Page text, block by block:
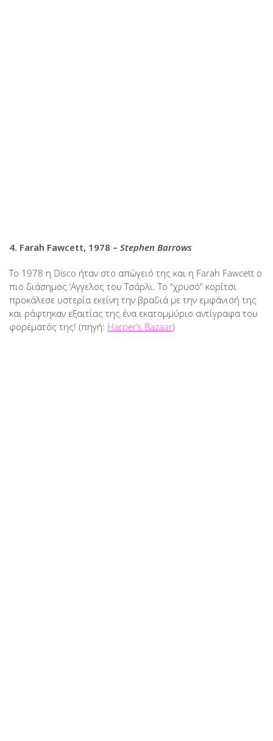
4. Farah Fawcett, 1978 – Stephen Barrows
Το 1978 η Disco ήταν στο απώγειό της και η Farah Fawcett ο
πιο διάσημος ‘Αγγελος του Τσάρλι. Το “χρυσό” κορίτσι
προκάλεσε υστερία εκείνη την βραδιά με την εμφάνισή της
και ράφτηκαν εξαιτίας της ένα εκατομμύριο αντίγραφα του
φορέματός της! (πηγή: Harper’s Bazaar)